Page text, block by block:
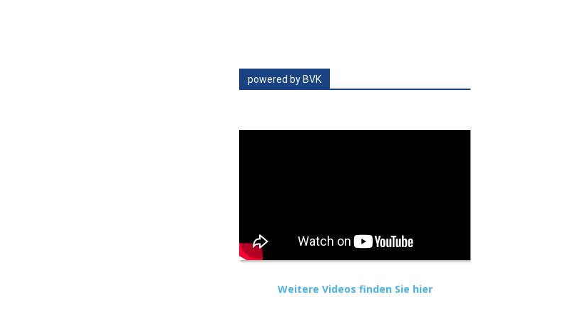
powered by BVK
Weitere Videos finden Sie hier